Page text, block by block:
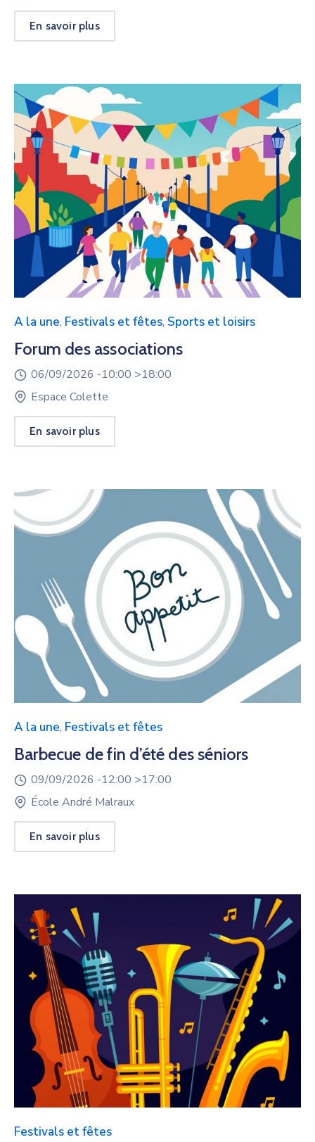
En savoir plus
A la une, Festivals et fêtes, Sports et loisirs
Forum des associations
06/09/2026 -10:00 >18:00
Espace Colette
En savoir plus
A la une, Festivals et fêtes
Barbecue de fin d’été des séniors
09/09/2026 -12:00 >17:00
École André Malraux
En savoir plus
Festivals et fêtes